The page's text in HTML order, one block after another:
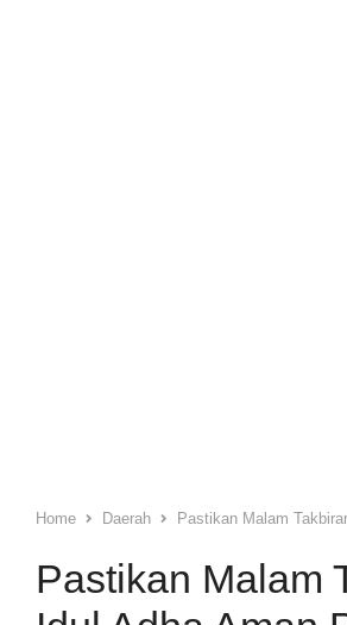
Home Daerah Pastikan Malam
Pastikan Malam